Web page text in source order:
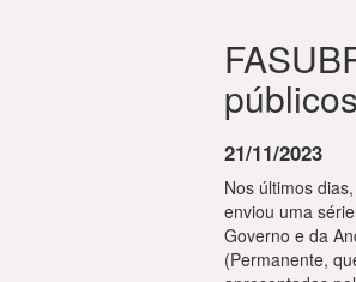
21/11/2023
Nos últimos
enviou uma
Governo e da
(Permanente,